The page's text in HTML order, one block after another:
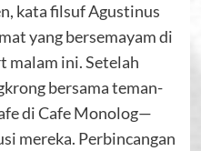
kata filsuf Agustinus
yang bersemayam di
ini. Setelah
bersama teman-
di Cafe Monolog—
mereka. Perbincangan